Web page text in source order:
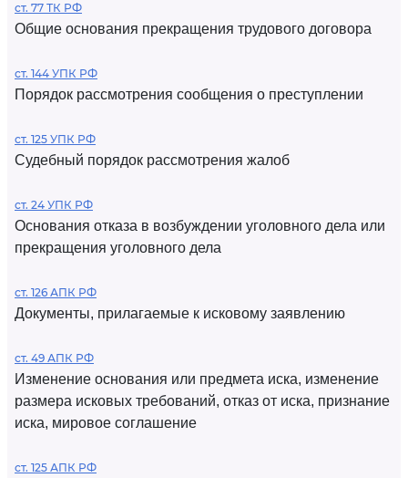
ст. 77 ТК РФ
Общие основания прекращения трудового договора
ст. 144 УПК РФ
Порядок рассмотрения сообщения о преступлении
ст. 125 УПК РФ
Судебный порядок рассмотрения жалоб
ст. 24 УПК РФ
Основания отказа в возбуждении уголовного дела или
прекращения уголовного дела
ст. 126 АПК РФ
Документы, прилагаемые к исковому заявлению
ст. 49 АПК РФ
Изменение основания или предмета иска, изменение
размера исковых требований, отказ от иска, признание
иска, мировое соглашение
ст. 125 АПК РФ